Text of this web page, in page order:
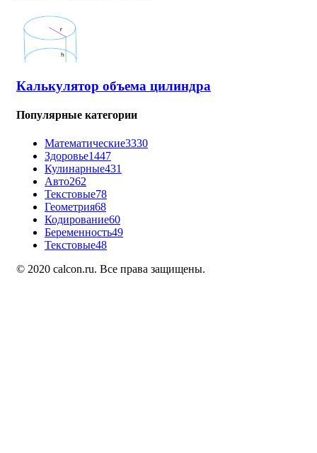
Калькулятор объема цилиндра
Популярные категории
Математические3330
Здоровье1447
Кулинарные431
Авто262
Текстовые78
Геометрия68
Кодирование60
Беременность49
Текстовые48
© 2020 calcon.ru. Все права защищены.